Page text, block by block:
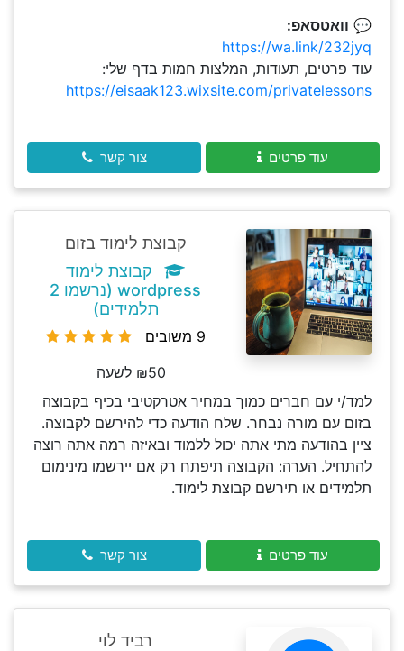
💬 וואטסאפ:
https://wa.link/232jyq
עוד פרטים, תעודות, המלצות חמות בדף שלי:
https://eisaak123.wixsite.com/privatelessons
עוד פרטים צור קשר
קבוצת לימוד בזום
קבוצת לימוד
wordpress (נרשמו 2
תלמידים)
9 משובים
₪50 לשעה
למד/י עם חברים כמוך במחיר אטרקטיבי בכיף בקבוצה
בזום עם מורה נבחר. שלח הודעה כדי להירשם לקבוצה.
ציין בהודעה מתי אתה יכול ללמוד ובאיזה רמה אתה רוצה
להתחיל. הערה: הקבוצה תיפתח רק אם יירשמו מינימום
תלמידים או תירשם קבוצת לימוד.
עוד פרטים צור קשר
רביד לוי